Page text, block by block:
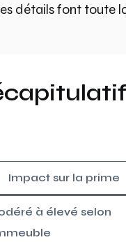
détails font toute
Impact sur la prime
à élevé selon